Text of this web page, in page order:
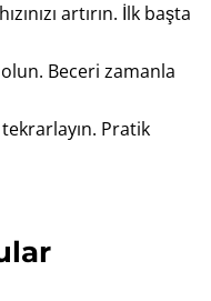
artırın. İlk başta
Beceri zamanla
Pratik